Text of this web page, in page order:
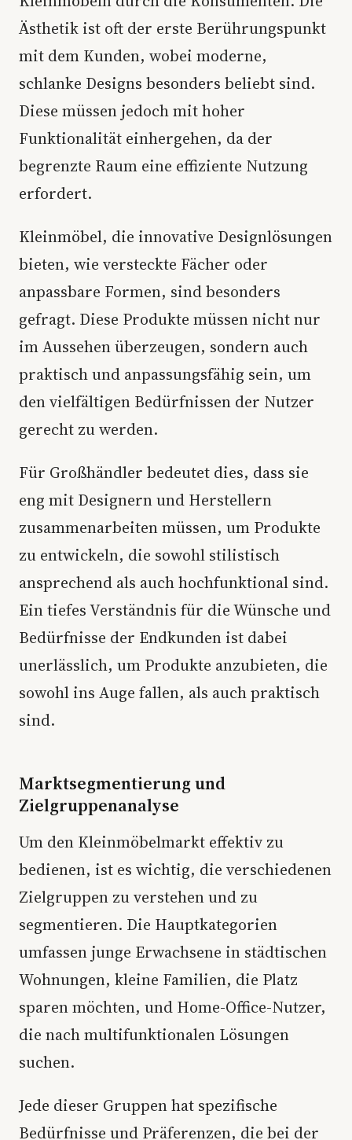
Ästhetik ist oft der erste Berührungspunkt
mit dem Kunden, wobei moderne,
schlanke Designs besonders beliebt sind.
Diese müssen jedoch mit hoher
Funktionalität einhergehen, da der
begrenzte Raum eine effiziente Nutzung
erfordert.
Kleinmöbel, die innovative Designlösungen
bieten, wie versteckte Fächer oder
anpassbare Formen, sind besonders
gefragt. Diese Produkte müssen nicht nur
im Aussehen überzeugen, sondern auch
praktisch und anpassungsfähig sein, um
den vielfältigen Bedürfnissen der Nutzer
gerecht zu werden.
Für Großhändler bedeutet dies, dass sie
eng mit Designern und Herstellern
zusammenarbeiten müssen, um Produkte
zu entwickeln, die sowohl stilistisch
ansprechend als auch hochfunktional sind.
Ein tiefes Verständnis für die Wünsche und
Bedürfnisse der Endkunden ist dabei
unerlässlich, um Produkte anzubieten, die
sowohl ins Auge fallen, als auch praktisch
sind.
Marktsegmentierung und
Zielgruppenanalyse
Um den Kleinmöbelmarkt effektiv zu
bedienen, ist es wichtig, die verschiedenen
Zielgruppen zu verstehen und zu
segmentieren. Die Hauptkategorien
umfassen junge Erwachsene in städtischen
Wohnungen, kleine Familien, die Platz
sparen möchten, und Home-Office-Nutzer,
die nach multifunktionalen Lösungen
suchen.
Jede dieser Gruppen hat spezifische
Bedürfnisse und Präferenzen, die bei der